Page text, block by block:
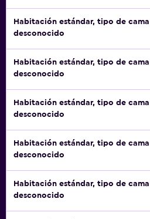
Habitación estándar, tipo de cama
desconocido
Habitación estándar, tipo de cama
desconocido
Habitación estándar, tipo de cama
desconocido
Habitación estándar, tipo de cama
desconocido
Habitación estándar, tipo de cama
desconocido